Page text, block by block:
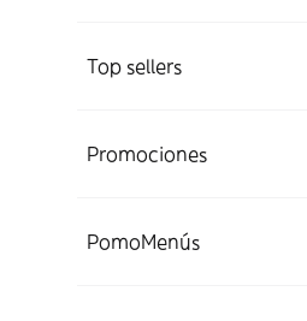
Top sellers
Promociones
PomoMenús